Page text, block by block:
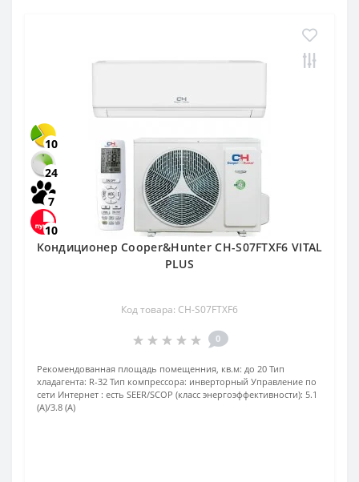
10
24
7
10
Кондиционер Cooper&Hunter CH-S07FTXF6 VITAL
PLUS
Код товара: CH-S07FTXF6
0
Рекомендованная площадь помещенния, кв.м: до 20 Тип
хладагента: R-32 Тип компрессора: инверторный Управление по
сети Интернет : есть SEER/SCOP (класс энергоэффективности): 5.1
(A)/3.8 (A)